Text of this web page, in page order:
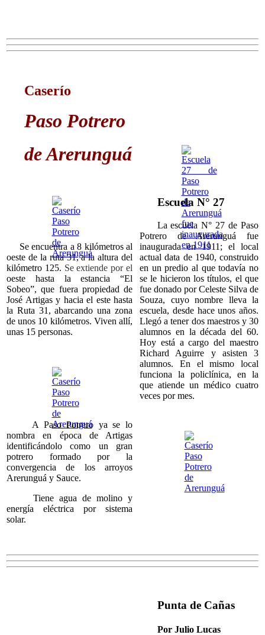
Caserío
Paso Potrero
de Arerunguá
Se encuentra a 8 kilómetros al
oeste de la ruta 31, a la altura del
kilómetro 125. Se extiende por el
oeste hasta la estancia “El
Sobeo”, que fuera propiedad de
José Artigas y hacia el este hasta
la Ruta 31, abarcando una zona
de unos 10 kilómetros. Viven allí,
unas 15 personas.
A Paso Potrero ya se lo
nombra en época de Artigas
identificándolo como un gran
potrero formado por la
convergencia de los arroyos
Arerunguá y Sauce.
Tiene agua de molino y
energía eléctrica por sistema
solar.
Escuela N° 27
La escuela N° 27 de Paso
Potrero de Arerunguá fue
inaugurada en 1911; el local
actual data de 1940, construido
en un predio al que todavía no
se le hicieron los títulos, el que
fue donado por Celeste Silva de
Souza, cuyo nombre lleva la
escuela, desde hace unos años.
Llegó a tener dos maestros y 30
alumnos en la década del 60.
Hoy está a cargo del maestro
Richard Aguirre y asisten 3
alumnos. En el mismo local
funciona la policlínica, en la
que atiende un médico cuatro
veces por mes.
Punta de Cañas
Por Julio Lucas